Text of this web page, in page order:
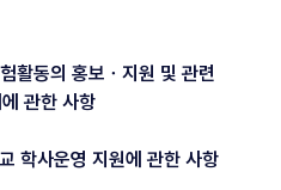
활동의 홍보ㆍ지원 및 관련
관한 사항
학사운영 지원에 관한 사항